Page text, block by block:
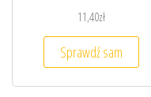
11,40zł
Sprawdź sam